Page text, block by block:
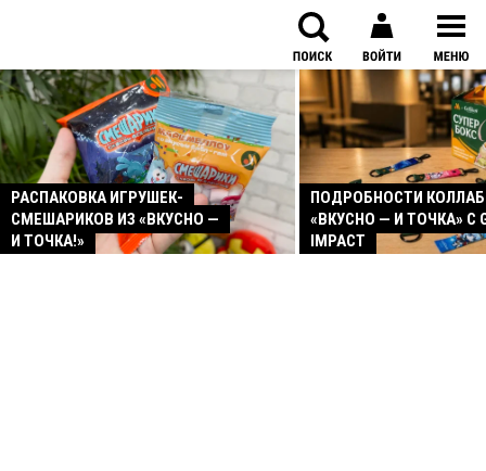
РАСПАКОВКА ИГРУШЕК-
СМЕШАРИКОВ ИЗ «ВКУСНО —
И ТОЧКА!»
ПОДРОБНОСТИ
«ВКУСНО — И ТОЧКА» С
IMPACT